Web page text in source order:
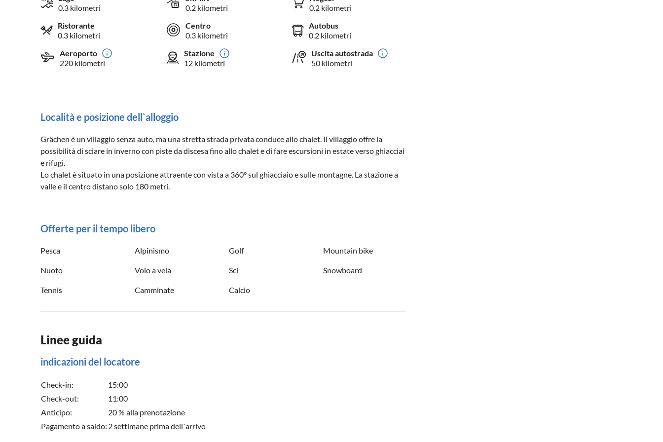
0.3 kilometri
0.2 kilometri
0.2 kilometri
Ristorante
0.3 kilometri
Centro
0.3 kilometri
Autobus
0.2 kilometri
Aeroporto
220 kilometri
Stazione
12 kilometri
Uscita autostrada
50 kilometri
Località e posizione dell`alloggio
Grächen è un villaggio senza auto, ma una stretta strada privata conduce allo chalet. Il villaggio offre la
possibilità di sciare in inverno con piste da discesa fino allo chalet e di fare escursioni in estate verso ghiacciai
e rifugi.
Lo chalet è situato in una posizione attraente con vista a 360° sul ghiacciaio e sulle montagne. La stazione a
valle e il centro distano solo 180 metri.
Offerte per il tempo libero
Pesca Alpinismo Golf Mountain bike
Nuoto Volo a vela Sci Snowboard
Tennis Camminate Calcio
Linee guida
indicazioni del locatore
Check-in:
15:00
Check-out:
11:00
Anticipo:
20 % alla prenotazione
Pagamento a saldo: 2 settimane prima dell`arrivo